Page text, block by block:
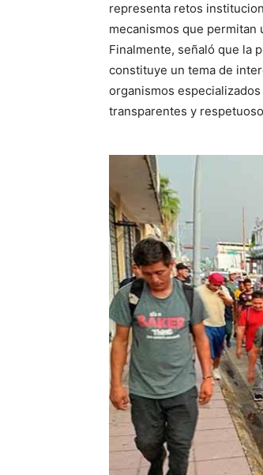
representa retos
mecanismos que permitan
Finalmente, señaló que la
constituye un tema de
organismos
transparentes y